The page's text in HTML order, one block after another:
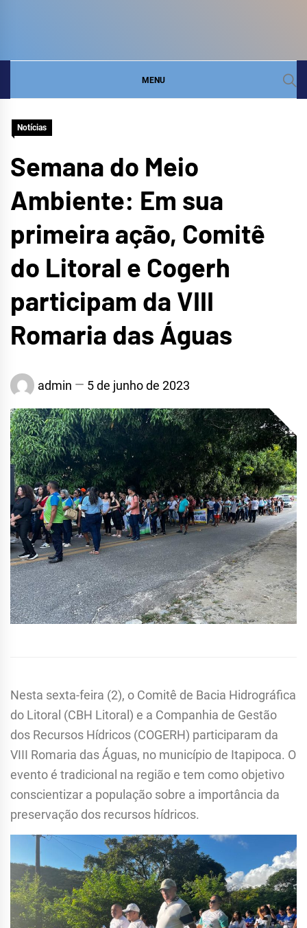
HIDROGRÁFICA DO
MENU
Notícias
Semana do Meio
Ambiente: Em sua
primeira ação, Comitê
do Litoral e Cogerh
participam da VIII
Romaria das Águas
admin 5 de junho de 2023
Nesta sexta-feira (2), o Comitê de Bacia Hidrográfica
do Litoral (CBH Litoral) e a Companhia de Gestão
dos Recursos Hídricos (COGERH) participaram da
VIII Romaria das Águas, no município de Itapipoca. O
evento é tradicional na região e tem como objetivo
conscientizar a população sobre a importância da
preservação dos recursos hídricos.